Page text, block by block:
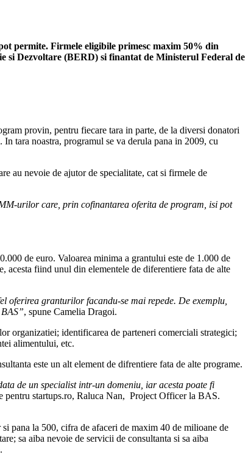
permite. Firmele eligibile primesc maxim 50% din
si Dezvoltare (BERD) si finantat de Ministerul Federal de
provin, pentru fiecare tara in parte, de la diversi donatori
tara noastra, programul se va derula pana in 2009, cu
au nevoie de ajutor de specialitate, cat si firmele de
urilor care, prin cofinantarea oferita de program, isi pot
de euro. Valoarea minima a grantului este de 1.000 de
acesta fiind unul din elementele de diferentiere fata de alte
oferirea granturilor facandu-se mai repede. De exemplu,
, spune Camelia Dragoi.
organizatiei; identificarea de parteneri comerciali strategici;
alimentului, etc.
este un alt element de difrentiere fata de alte programe.
de un specialist intr-un domeniu, iar acesta poate fi
pentru startups.ro, Raluca Nan, Project Officer la BAS.
pana la 500, cifra de afaceri de maxim 40 de milioane de
sa aiba nevoie de servicii de consultanta si sa aiba